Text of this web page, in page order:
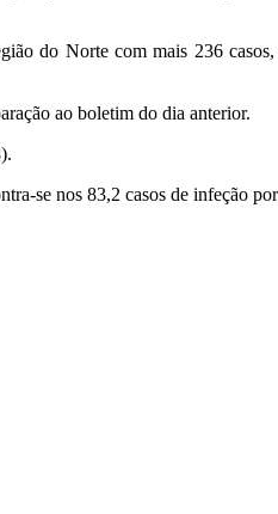
do Norte com mais 236
ao boletim do dia anterior.
se nos 83,2 casos de infeção